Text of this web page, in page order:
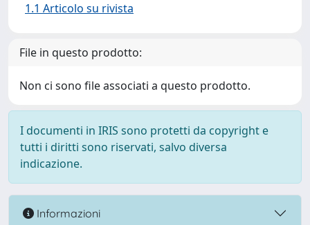
1.1 Articolo su rivista
File in questo prodotto:
Non ci sono file associati a questo prodotto.
I documenti in IRIS sono protetti da copyright e
tutti i diritti sono riservati, salvo diversa
indicazione.
Informazioni